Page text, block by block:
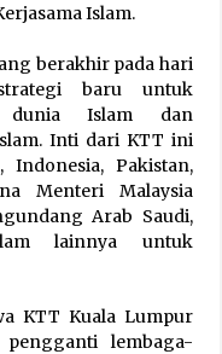
Islam.
berakhir pada hari
baru untuk
dunia Islam dan
Inti dari KTT ini
Indonesia, Pakistan,
Menteri Malaysia
Arab Saudi,
lainnya untuk
KTT Kuala Lumpur
lembaga-